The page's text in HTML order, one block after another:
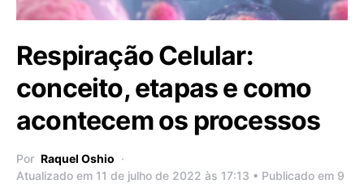
Respiração Celular:
conceito, etapas e como
acontecem os processos
Por Raquel Oshio
Atualizado em 11 de julho de 2022 às 17:13 • Publicado em 9